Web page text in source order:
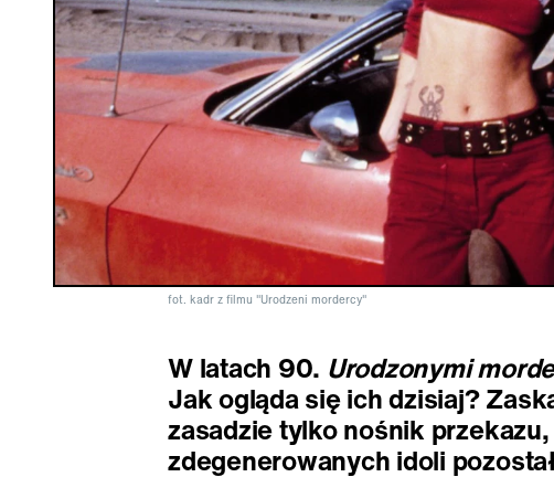
fot. kadr z filmu "Urodzeni mordercy"
W latach 90. Urodzonymi
Jak ogląda się ich dzisiaj?
zasadzie tylko nośnik
zdegenerowanych idoli